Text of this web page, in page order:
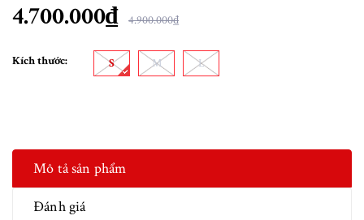
4.700.000₫ 4.900.000₫
Kích thước: S M L
Mô tả sản phẩm
Đánh giá